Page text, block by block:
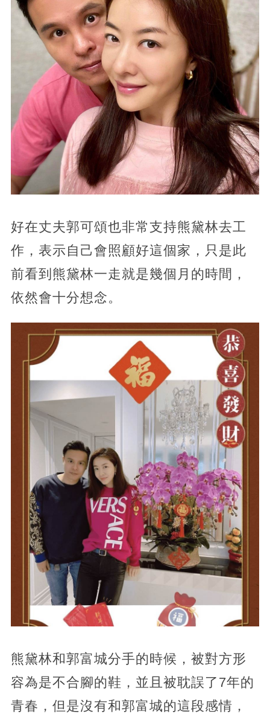
好在丈夫郭可頌也非常支持熊黛林去工
作，表示自己會照顧好這個家，只是此
前看到熊黛林一走就是幾個月的時間，
依然會十分想念。
熊黛林和郭富城分手的時候，被對方形
容為是不合腳的鞋，並且被耽誤了7年的
青春，但是沒有和郭富城的這段感情，